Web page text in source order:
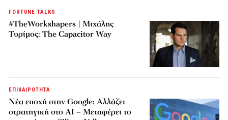
FORTUNE TALKS
#TheWorkshapers | Μιχάλης
Τυρίμος: The Capacitor Way
ΕΠΙΚΑΙΡΟΤΗΤΑ
Νέα εποχή στην Google: Αλλάζει
στρατηγική στο AI – Μεταφέρει το